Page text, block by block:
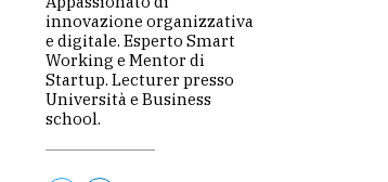
innovazione organizzativa
e digitale. Esperto Smart
Working e Mentor di
Startup. Lecturer presso
Università e Business
school.